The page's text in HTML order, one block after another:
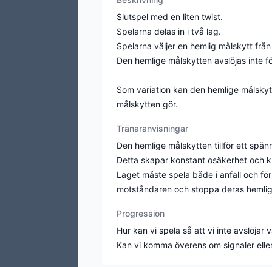
Slutspel med en liten twist.
Spelarna delas in i två lag.
Spelarna väljer en hemlig målskytt
Den hemlige målskytten avslöjas inte
Som variation kan den hemlige
målskytten gör.
Tränaranvisningar
Den hemlige målskytten tillför ett
Detta skapar konstant osäkerhet och
Laget måste spela både i anfall och
motståndaren och stoppa deras
Progression
Hur kan vi spela så att vi inte avslöjar
Kan vi komma överens om signaler